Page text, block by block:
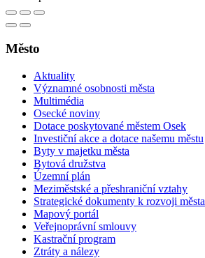
Město
Aktuality
Významné osobnosti města
Multimédia
Osecké noviny
Dotace poskytované městem Osek
Investiční akce a dotace našemu městu
Byty v majetku města
Bytová družstva
Územní plán
Meziměstské a přeshraniční vztahy
Strategické dokumenty k rozvoji města
Mapový portál
Veřejnoprávní smlouvy
Kastrační program
Ztráty a nálezy